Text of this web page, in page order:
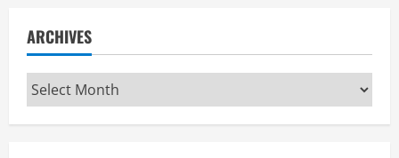
ARCHIVES
Archives